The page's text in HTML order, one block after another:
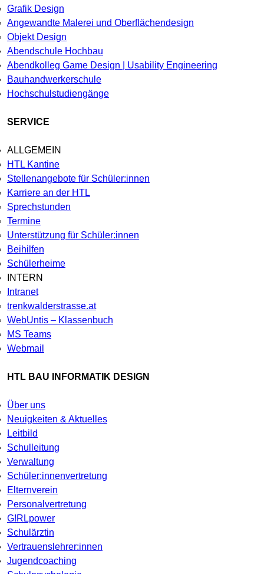
Grafik Design
Angewandte Malerei und Oberflächendesign
Objekt Design
Abendschule Hochbau
Abendkolleg Game Design | Usability Engineering
Bauhandwerkerschule
Hochschulstudiengänge
SERVICE
ALLGEMEIN
HTL Kantine
Stellenangebote für Schüler:innen
Karriere an der HTL
Sprechstunden
Termine
Unterstützung für Schüler:innen
Beihilfen
Schülerheime
INTERN
Intranet
trenkwalderstrasse.at
WebUntis – Klassenbuch
MS Teams
Webmail
HTL BAU INFORMATIK DESIGN
Über uns
Neuigkeiten & Aktuelles
Leitbild
Schulleitung
Verwaltung
Schüler:innenvertretung
Elternverein
Personalvertretung
G!RLpower
Schulärztin
Vertrauenslehrer:innen
Jugendcoaching